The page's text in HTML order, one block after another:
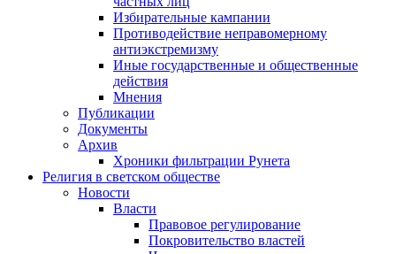
Избирательные кампании
Противодействие неправомерному
антиэкстремизму
Иные государственные и общественные
действия
Мнения
Публикации
Документы
Архив
Хроники фильтрации Рунета
Религия в светском обществе
Новости
Власти
Правовое регулирование
Покровительство властей